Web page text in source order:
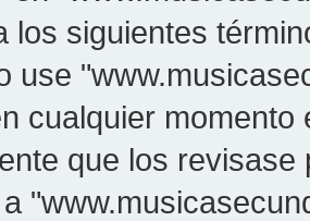
los siguientes
use
cualquier
que los